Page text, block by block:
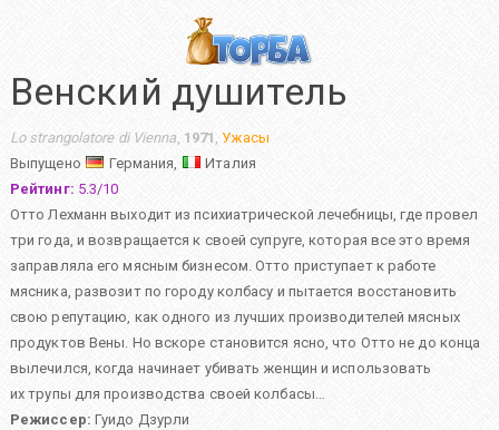
Венский душитель
Lo strangolatore di Vienna, 1971 , Ужасы
Выпущено
Германия,
Италия
Рейтинг: 5.3/10
Отто Лехманн выходит из психиатрической лечебницы, где провел
три года, и возвращается к своей супруге, которая все это время
заправляла его мясным бизнесом. Отто приступает к работе
мясника, развозит по городу колбасу и пытается восстановить
свою репутацию, как одного из лучших производителей мясных
продуктов Вены. Но вскоре становится ясно, что Отто не до конца
вылечился, когда начинает убивать женщин и использовать
их трупы для производства своей колбасы…
Режиссер: Гуидо Дзурли